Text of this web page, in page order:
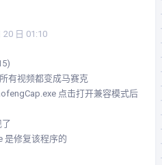
20 日 01:10
有视频都变成马赛克
点击打开兼容模式后
是修复该程序的